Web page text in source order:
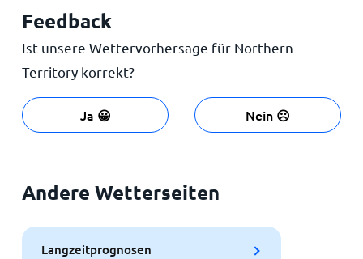
Feedback
Ist unsere Wettervorhersage für Northern
Territory korrekt?
Ja 😀 Nein ☹️
Andere Wetterseiten
Langzeitprognosen